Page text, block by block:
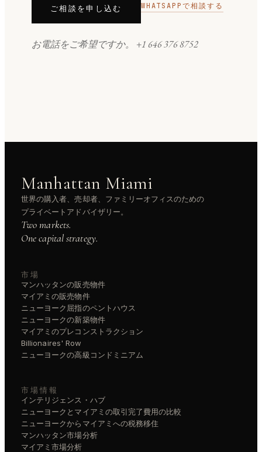
ご相談を申し込む WHATSAPPで相談する
お電話をご希望ですか。 +1 646 376 8752
Manhattan Miami
世界の購入者、売却者、ファミリーオフィスのための
プライベートアドバイザリー。
Two markets.
One capital strategy.
市場
マンハッタンの販売物件
マイアミの販売物件
ニューヨーク屈指のペントハウス
ニューヨークの新築物件
マイアミのプレコンストラクション
Billionaires' Row
ニューヨークの高級コンドミニアム
市場情報
インテリジェンス・ハブ
ニューヨークとマイアミの取引完了費用の比較
ニューヨークからマイアミへの税務移住
マンハッタン市場分析
マイアミ市場分析